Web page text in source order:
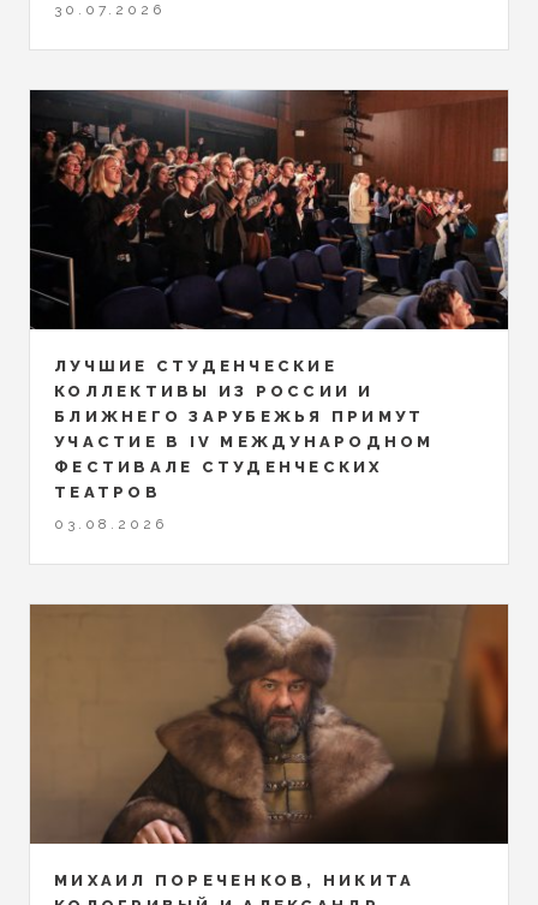
30.07.2026
ЛУЧШИЕ СТУДЕНЧЕСКИЕ
КОЛЛЕКТИВЫ ИЗ РОССИИ И
БЛИЖНЕГО ЗАРУБЕЖЬЯ ПРИМУТ
УЧАСТИЕ В IV МЕЖДУНАРОДНОМ
ФЕСТИВАЛЕ СТУДЕНЧЕСКИХ
ТЕАТРОВ
03.08.2026
МИХАИЛ ПОРЕЧЕНКОВ, НИКИТА